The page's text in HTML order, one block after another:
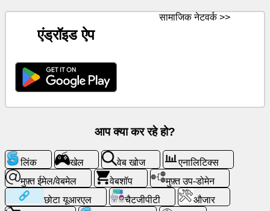
विकि
संपर्क
वेब
खोज
मुफ़्त
एंड्रॉइड ऐप
सामाजिक नेटवर्क >>
आप क्या कर रहे हो?
लिंक खेल वेब खोज
एनालिटिक्स
मुफ़्त ईमेल/वेबमेल
वेबशॉप
मुफ़्त उप-डोमेन
छोटा यूआरएल
चैटजीपीटी
औजार